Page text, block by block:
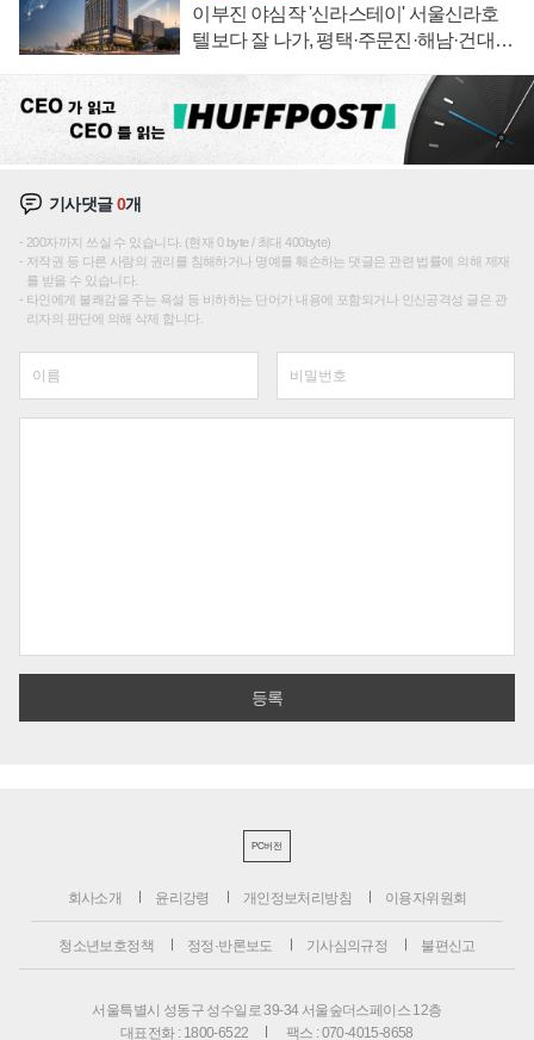
이부진 야심작 '신라스테이' 서울신라호
텔보다 잘 나가, 평택·주문진·해남·건대로
기사댓글0개
200자까지 쓰실 수 있습니다. (현재 0 byte / 최대 400byte)
저작권 등 다른 사람의 권리를 침해하거나 명예를 훼손하는 댓글은 관련 법률에 의해 제재
를 받을 수 있습니다.
타인에게 불쾌감을 주는 욕설 등 비하하는 단어가 내용에 포함되거나 인신공격성 글은 관
리자의 판단에 의해 삭제 합니다.
PC버전
회사소개 윤리강령 개인정보처리방침 이용자위원회
청소년보호정책 정정·반론보도 기사심의규정 불편신고
서울특별시 성동구 성수일로 39-34 서울숲더스페이스 12층
대표전화 : 1800-6522
팩스 : 070-4015-8658